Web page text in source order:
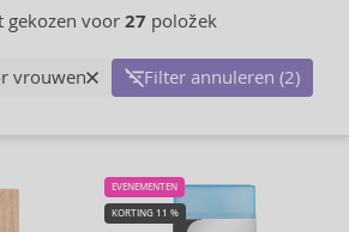
gekozen voor 27 položek
vrouwen Filter annuleren (2)
EVENEMENTEN
KORTING 11 %